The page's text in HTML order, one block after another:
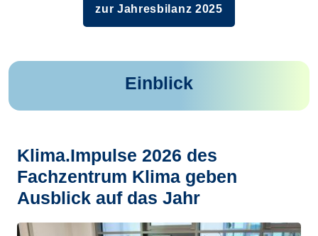
zur Jahresbilanz 2025
Einblick
Klima.Impulse 2026 des
Fachzentrum Klima geben
Ausblick auf das Jahr